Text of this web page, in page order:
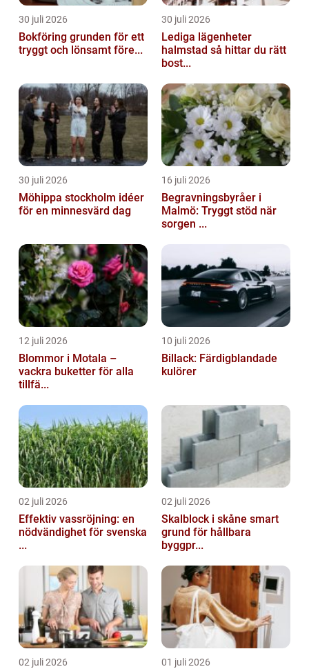
30 juli 2026
Bokföring grunden för ett
tryggt och lönsamt före...
30 juli 2026
Lediga lägenheter
halmstad så hittar du rätt
bost...
30 juli 2026
Möhippa stockholm idéer
för en minnesvärd dag
16 juli 2026
Begravningsbyråer i
Malmö: Tryggt stöd när
sorgen ...
12 juli 2026
Blommor i Motala –
vackra buketter för alla
tillfä...
10 juli 2026
Billack: Färdigblandade
kulörer
02 juli 2026
Effektiv vassröjning: en
nödvändighet för svenska
...
02 juli 2026
Skalblock i skåne smart
grund för hållbara
byggpr...
02 juli 2026 01 juli 2026